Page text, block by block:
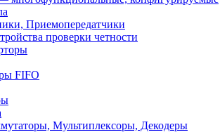
Приемопередатчики
проверки четности
FIFO
Мультиплексоры, Декодеры